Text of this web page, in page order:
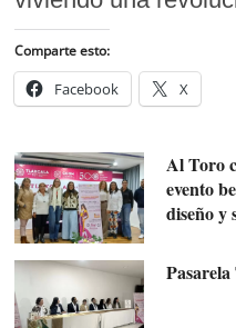
Comparte esto:
Facebook X
Al Toro
evento
diseño y